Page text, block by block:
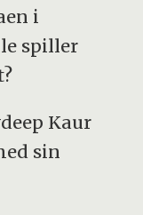
i
spiller
Kaur
sin